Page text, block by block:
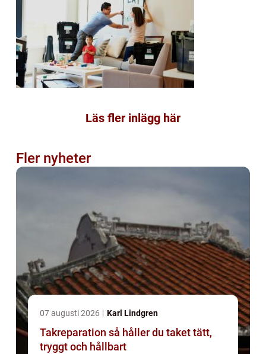
Läs fler inlägg här
Fler nyheter
07 augusti 2026 Karl Lindgren
Takreparation så håller du taket tätt,
tryggt och hållbart